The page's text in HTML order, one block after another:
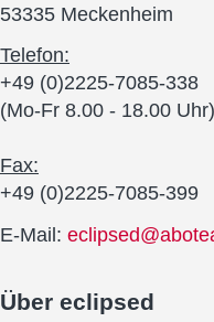
53335 Meckenheim
Telefon:
+49 (0)2225-7085-338
(Mo-Fr 8.00 - 18.00 Uhr)
Fax:
+49 (0)2225-7085-399
E-Mail:
Über eclipsed